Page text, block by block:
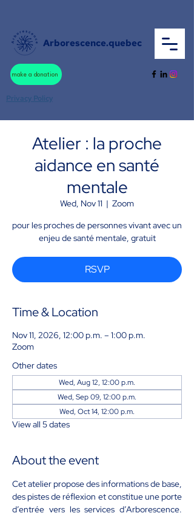
Arborescence.quebec
make a donation
Privacy Policy
Atelier : la proche
aidance en santé
mentale
Wed, Nov 11
  |
Zoom
pour les proches de personnes vivant avec un
enjeu de santé mentale, gratuit
RSVP
Time & Location
Nov 11, 2026, 12:00 p.m. – 1:00 p.m.
Zoom
Other dates
Wed, Aug 12, 12:00 p.m.
Wed, Sep 09, 12:00 p.m.
Wed, Oct 14, 12:00 p.m.
View all 5 dates
About the event
Cet atelier propose des informations de base,
des pistes de réflexion et constitue une porte
d’entrée vers les services d’Arborescence.